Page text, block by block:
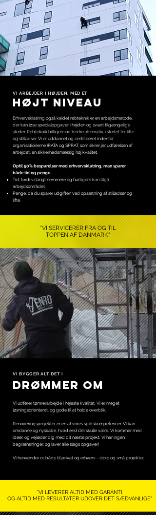
VI ARBEJDER I HØJDEN, MED ET
HØJT NIVEAU
Erhvervsklatring også kaldet rebteknik er en arbejdsmetode,
der kan løse specialopgaver i højden og svært tilgængelige
steder. Rebteknik billigere og bedre alternativ, i stedet for lifte
og stilladser. Vi er uddannet og certificeret indenfor
organisationerne IRATA og SPRAT, som sikrer jer udførelsen af
arbejdet, en sikkerhedsmæssig høj kvalitet.
Optil 50% besparelser med erhvervsklatring, man sparer
både tid og penge.
Tid, fordi vi langt nemmere og hurtigere kan tilgå
arbejdsområdet.
Penge, da du sparer udgiften ved opsætning af stilladser og
lifte.
"VI SERVICERER FRA OG TIL
TOPPEN AF DANMARK"
VI BYGGER ALT DET I
DRØMMER OM
Vi udfører tømrerarbejde i højeste kvalitet. Vi er meget
løsningsorienteret, og gode til at holde overblik.
Renoveringsprojekter er en af vores spidskompetencer. Vi kan
omdanne og nyskabe, hvad end det skulle være. Vi kommer med
ideer, og vejleder dig med dit næste projekt. Vi har ingen
begrænsninger, og laver alle slags opgaver!
Vi henvender os både til privat og erhverv - store og små projekter.
"VI LEVERER ALTID MED GARANTI
OG ALTID MED RESULTATER UDOVER DET SÆDVANLIGE"